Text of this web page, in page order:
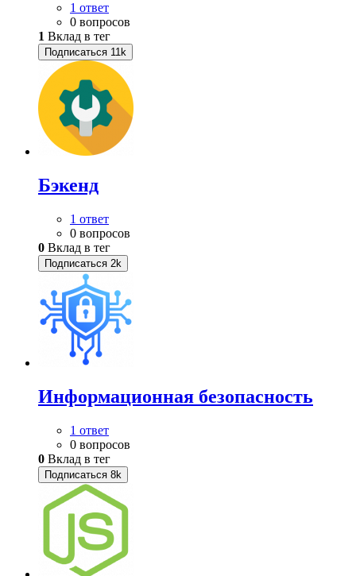
1 ответ
0 вопросов
1 Вклад в тег
Подписаться 11k
Бэкенд
1 ответ
0 вопросов
0 Вклад в тег
Подписаться 2k
Информационная безопасность
1 ответ
0 вопросов
0 Вклад в тег
Подписаться 8k